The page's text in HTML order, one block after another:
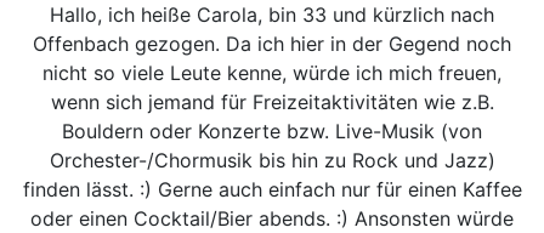
Hallo, ich heiße Carola, bin 33 und kürzlich nach
Offenbach gezogen. Da ich hier in der Gegend noch
nicht so viele Leute kenne, würde ich mich freuen,
wenn sich jemand für Freizeitaktivitäten wie z.B.
Bouldern oder Konzerte bzw. Live-Musik (von
Orchester-/Chormusik bis hin zu Rock und Jazz)
finden lässt. :) Gerne auch einfach nur für einen Kaffee
oder einen Cocktail/Bier abends. :) Ansonsten würde